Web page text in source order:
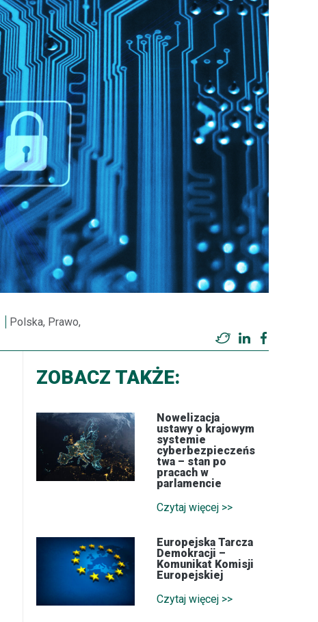
Polska, Prawo,
TwitterLinkedIn
ZOBACZ TAKŻE:
Nowelizacja
ustawy o krajowym
systemie
cyberbezpieczeńs
twa – stan po
pracach w
parlamencie
Czytaj więcej >>
Europejska Tarcza
Demokracji –
Komunikat Komisji
Europejskiej
Czytaj więcej >>